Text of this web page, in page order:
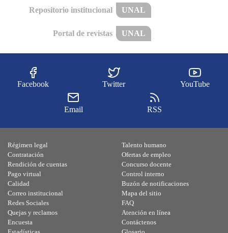
Repositorio institucional UNAL
Portal de revistas UNAL
Facebook Twitter YouTube
Email RSS
Régimen legal
Contratación
Rendición de cuentas
Pago virtual
Calidad
Talento humano
Ofertas de empleo
Concurso docente
Control interno
Buzón de notificaciones
Correo institucional
Redes Sociales
Quejas y reclamos
Encuesta
Mapa del sitio
FAQ
Atención en línea
Contáctenos